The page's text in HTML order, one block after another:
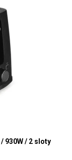
930W / 2 sloty